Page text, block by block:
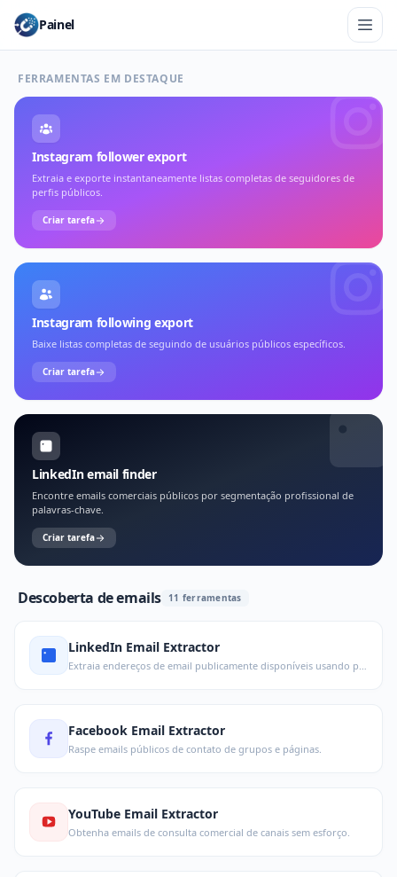
Painel
FERRAMENTAS EM DESTAQUE
Instagram follower export
Extraia e exporte instantaneamente listas completas de seguidores de
perfis públicos.
Criar tarefa
Instagram following export
Baixe listas completas de seguindo de usuários públicos específicos.
Criar tarefa
LinkedIn email finder
Encontre emails comerciais públicos por segmentação profissional de
palavras-chave.
Criar tarefa
Descoberta de emails 11 ferramentas
LinkedIn Email Extractor
Extraia endereços de email publicamente disponíveis usando palavras-chave.
Facebook Email Extractor
Raspe emails públicos de contato de grupos e páginas.
YouTube Email Extractor
Obtenha emails de consulta comercial de canais sem esforço.